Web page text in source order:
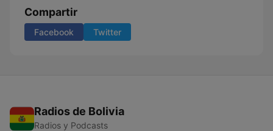
Compartir
Facebook Twitter
Radios de Bolivia
Radios y Podcasts